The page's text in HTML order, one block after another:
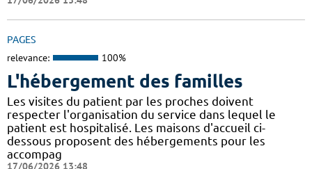
PAGES
relevance: 100%
L'hébergement des familles
Les visites du patient par les proches doivent
respecter l'organisation du service dans lequel le
patient est hospitalisé. Les maisons d'accueil ci-
dessous proposent des hébergements pour les
accompag
17/06/2026 13:48